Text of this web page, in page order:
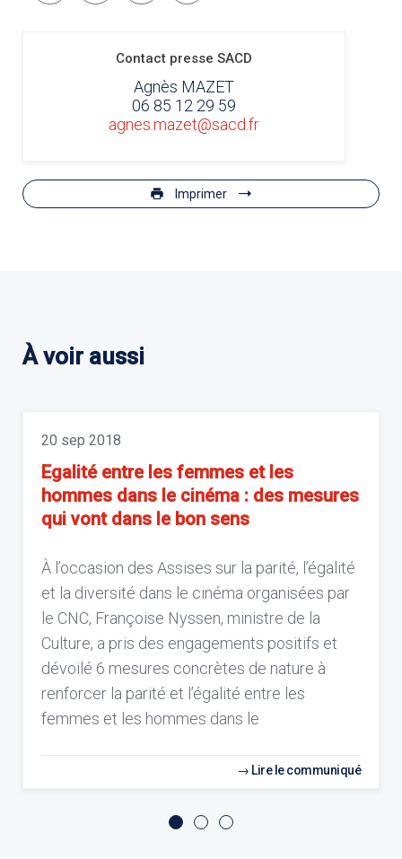
Contact presse SACD
Agnès MAZET
06 85 12 29 59
agnes.mazet@sacd.fr
Imprimer
À voir aussi
20 sep 2018
Egalité entre les femmes et les
hommes dans le cinéma : des mesures
qui vont dans le bon sens
À l’occasion des Assises sur la parité, l’égalité
et la diversité dans le cinéma organisées par
le CNC, Françoise Nyssen, ministre de la
Culture, a pris des engagements positifs et
dévoilé 6 mesures concrètes de nature à
renforcer la parité et l’égalité entre les
femmes et les hommes dans le
Lire le communiqué